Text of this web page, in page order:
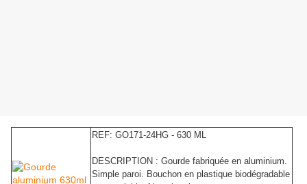
REF: GO171-24HG - 630 ML
DESCRIPTION : Gourde fabriquée en aluminium.
Simple paroi. Bouchon en plastique biodégradable